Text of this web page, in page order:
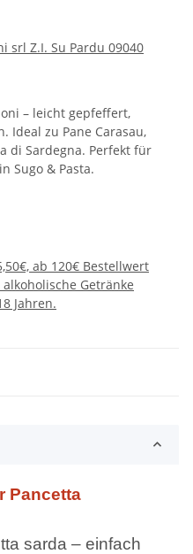
srl Z.I. Su Pardu 09040
– leicht gepfeffert,
Ideal zu Pane Carasau,
di Sardegna. Perfekt für
Sugo & Pasta.
ab 120€ Bestellwert
Getränke
Jahren.
Pancetta
sarda – einfach